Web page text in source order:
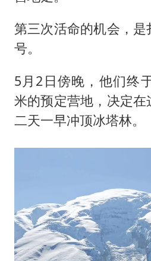
第三次活命的机会，
号。
5月2日傍晚，他们终
米的预定营地，决定
二天一早冲顶冰塔林。